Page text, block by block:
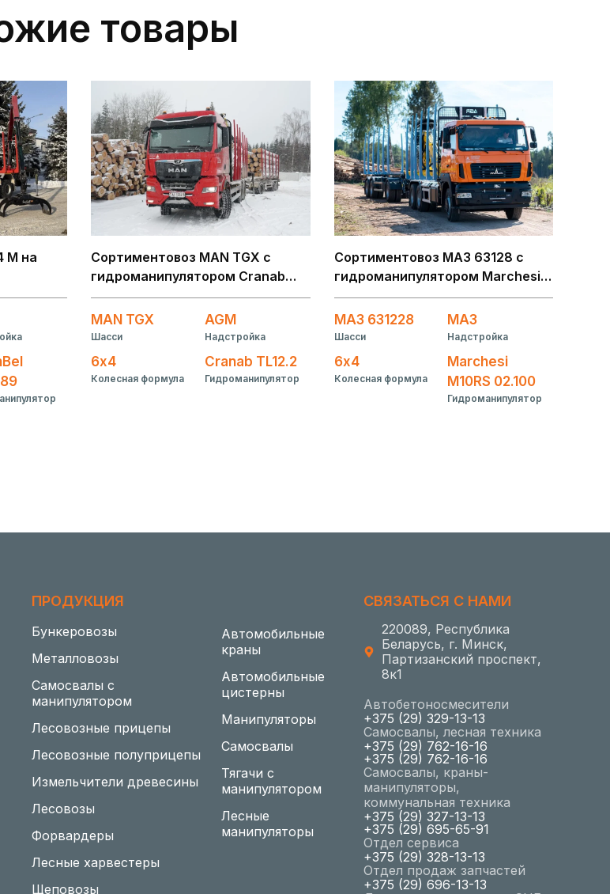
товары
M на
Сортиментовоз МАN TGX с
гидроманипулятором Cranab
TL12.2
МАN TGX
Шасси
AGM
Надстройка
6х4
Колесная формула
Cranab TL12.2
Гидроманипулятор
Сортиментовоз МАЗ 63128 с
гидроманипулятором Marchesi
M10RS 02.100
МАЗ 631228
Шасси
МАЗ
Надстройка
6х4
Колесная формула
Marchesi
M10RS 02.100
Гидроманипулятор
ПРОДУКЦИЯ
Бункеровозы
Металловозы
Самосвалы с
манипулятором
Лесовозные прицепы
Лесовозные полуприцепы
Измельчители древесины
Лесовозы
Форвардеры
Лесные харвестеры
Щеповозы
Автомобильные
краны
Автомобильные
цистерны
Манипуляторы
Самосвалы
Тягачи с
манипулятором
Лесные
манипуляторы
СВЯЗАТЬСЯ С НАМИ
220089, Республика
Беларусь, г. Минск,
Партизанский проспект,
8к1
Автобетоносмесители
+375 (29) 329-13-13
Самосвалы, лесная техника
+375 (29) 762-16-16
+375 (29) 762-16-16
Самосвалы, краны-
манипуляторы,
коммунальная техника
+375 (29) 327-13-13
+375 (29) 695-65-91
Отдел сервиса
+375 (29) 328-13-13
Отдел продаж запчастей
+375 (29) 696-13-13